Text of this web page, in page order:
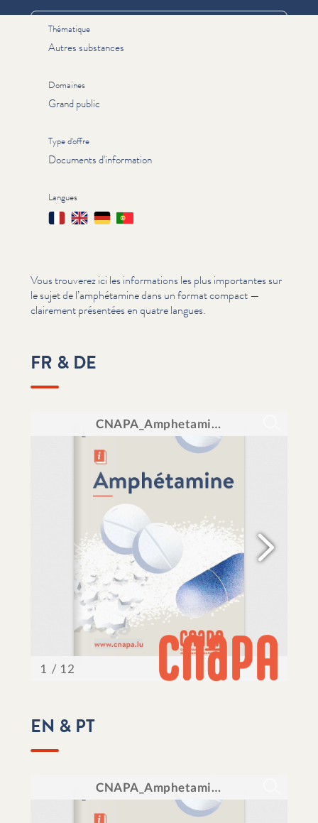
Thématique
Autres substances
Domaines
Grand public
Type d'offre
Documents d'information
Langues
FrançaisEnglishDeutschPortuguês
Vous trouverez ici les infor­ma­tions les plus importantes sur
le sujet de l’am­phé­t­a­mine dans un format compact —
clairement présentées en quatre langues.
FR & DE
EN & PT